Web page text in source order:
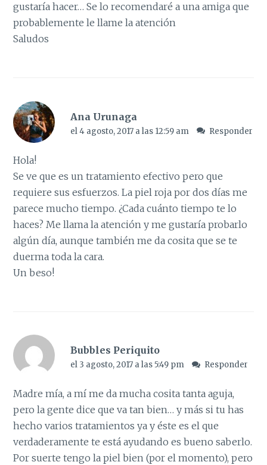
gustaría hacer… Se lo recomendaré a una amiga que
probablemente le llame la atención
Saludos
Ana Urunaga
el 4 agosto, 2017 a las 12:59 am Responder
Hola!
Se ve que es un tratamiento efectivo pero que
requiere sus esfuerzos. La piel roja por dos días me
parece mucho tiempo. ¿Cada cuánto tiempo te lo
haces? Me llama la atención y me gustaría probarlo
algún día, aunque también me da cosita que se te
duerma toda la cara.
Un beso!
Bubbles Periquito
el 3 agosto, 2017 a las 5:49 pm Responder
Madre mía, a mí me da mucha cosita tanta aguja,
pero la gente dice que va tan bien… y más si tu has
hecho varios tratamientos ya y éste es el que
verdaderamente te está ayudando es bueno saberlo.
Por suerte tengo la piel bien (por el momento), pero